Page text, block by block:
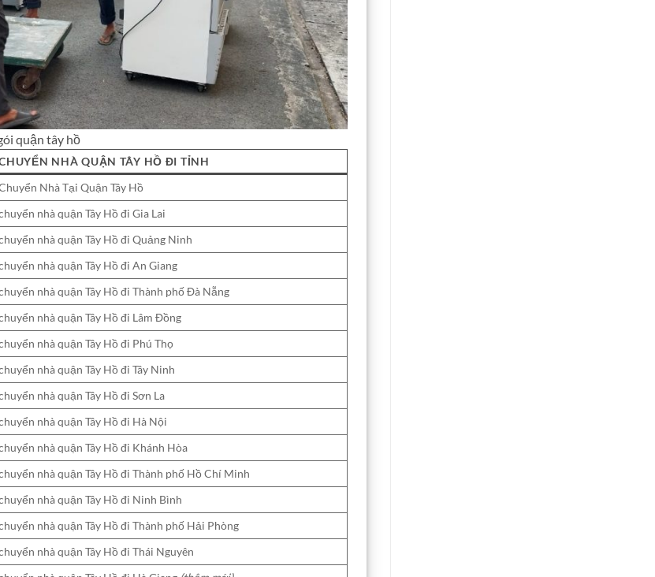
quận tây hồ
NHÀ QUẬN TÂY HỒ ĐI TỈNH
Nhà Tại Quận Tây Hồ
nhà quận Tây Hồ đi Gia Lai
nhà quận Tây Hồ đi Quảng Ninh
nhà quận Tây Hồ đi An Giang
nhà quận Tây Hồ đi Thành phố Đà Nẵng
nhà quận Tây Hồ đi Lâm Đồng
nhà quận Tây Hồ đi Phú Thọ
nhà quận Tây Hồ đi Tây Ninh
nhà quận Tây Hồ đi Sơn La
nhà quận Tây Hồ đi Hà Nội
nhà quận Tây Hồ đi Khánh Hòa
nhà quận Tây Hồ đi Thành phố Hồ Chí Minh
nhà quận Tây Hồ đi Ninh Bình
nhà quận Tây Hồ đi Thành phố Hải Phòng
nhà quận Tây Hồ đi Thái Nguyên